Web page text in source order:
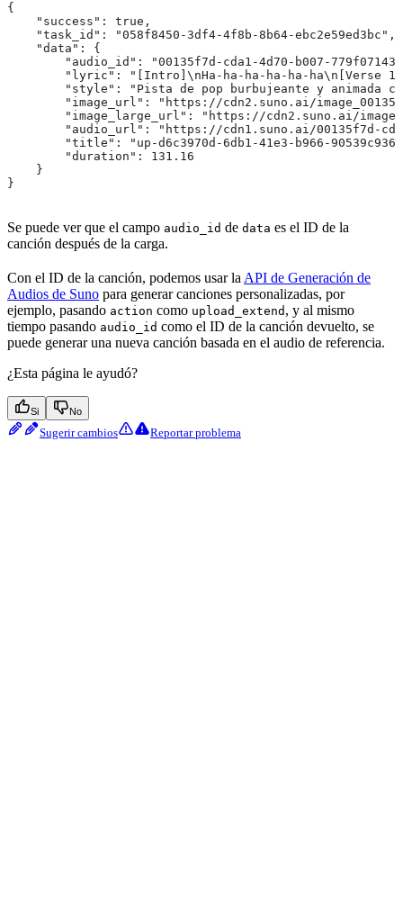
{
    "success": true,
    "task_id": "058f8450-3df4-4f8b-8b64-ebc2e59ed3bc",
    "data": {
"audio_id": "00135f7d-cda1-4d70-b007-
"lyric": "[Intro]\nHa-ha-ha-ha-ha-ha\n[Verse
"style": "Pista de pop burbujeante y animada
"image_url": "https://cdn2.suno.ai/
"image_large_url": "https://cdn2.suno.ai/
"audio_url": "https://cdn1.suno.ai/00135f7d-
"title": "up-d6c3970d-6db1-41e3-b966-
        "duration": 131.16
    }
}
Se puede ver que el campo audio_id de data es el ID de la
canción después de la carga.
Con el ID de la canción, podemos usar la API de Generación de
Audios de Suno para generar canciones personalizadas, por
ejemplo, pasando action como upload_extend , y al mismo
tiempo pasando audio_id como el ID de la canción devuelto, se
puede generar una nueva canción basada en el audio de referencia.
¿Esta página le ayudó?
Si No
Sugerir cambios Reportar problema